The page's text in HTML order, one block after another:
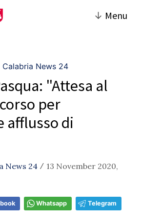
↓ Menu
Calabria News 24
"Attesa al
per
afflusso di
News 24 / 13 November 2020,
Whatsapp Telegram